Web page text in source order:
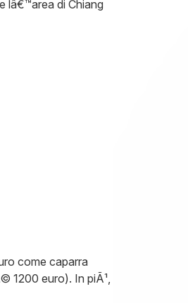
lâ€™area di Chiang
come caparra
1200 euro). In piÃ¹,